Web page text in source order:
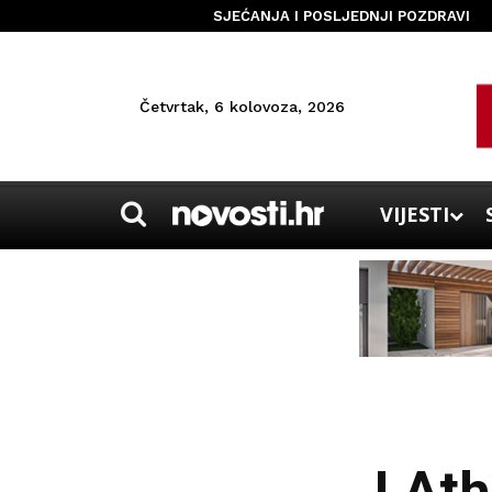
SJEĆANJA I POSLJEDNJI POZDRAVI
Četvrtak, 6 kolovoza, 2026
VIJESTI